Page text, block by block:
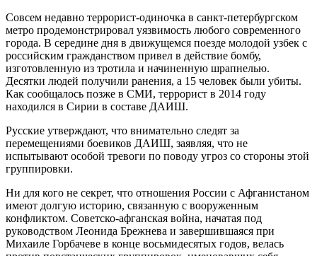
Совсем недавно террорист-одиночка в санкт-петербургском
метро продемонстрировал уязвимость любого современного
города. В середине дня в движущемся поезде молодой узбек с
российским гражданством привел в действие бомбу,
изготовленную из тротила и начиненную шрапнелью.
Десятки людей получили ранения, а 15 человек были убиты.
Как сообщалось позже в СМИ, террорист в 2014 году
находился в Сирии в составе ДАИШ.
Русские утверждают, что внимательно следят за
перемещениями боевиков ДАИШ, заявляя, что не
испытывают особой тревоги по поводу угроз со стороны этой
группировки.
Ни для кого не секрет, что отношения России с Афганистаном
имеют долгую историю, связанную с вооруженным
конфликтом. Советско-афганская война, начатая под
руководством Леонида Брежнева и завершившаяся при
Михаиле Горбачеве в конце восьмидесятых годов, велась